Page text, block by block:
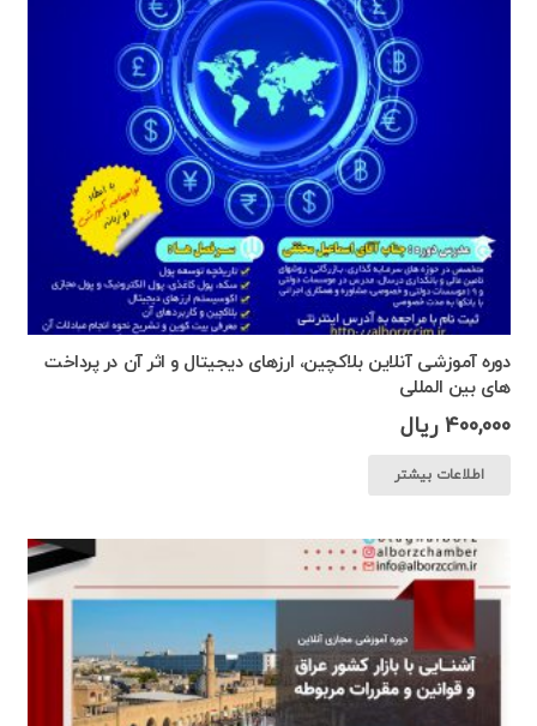
دوره آموزشی آنلاین بلاکچین، ارزهای دیجیتال و اثر آن در پرداخت
های بین المللی
400,000 ریال
اطلاعات بیشتر